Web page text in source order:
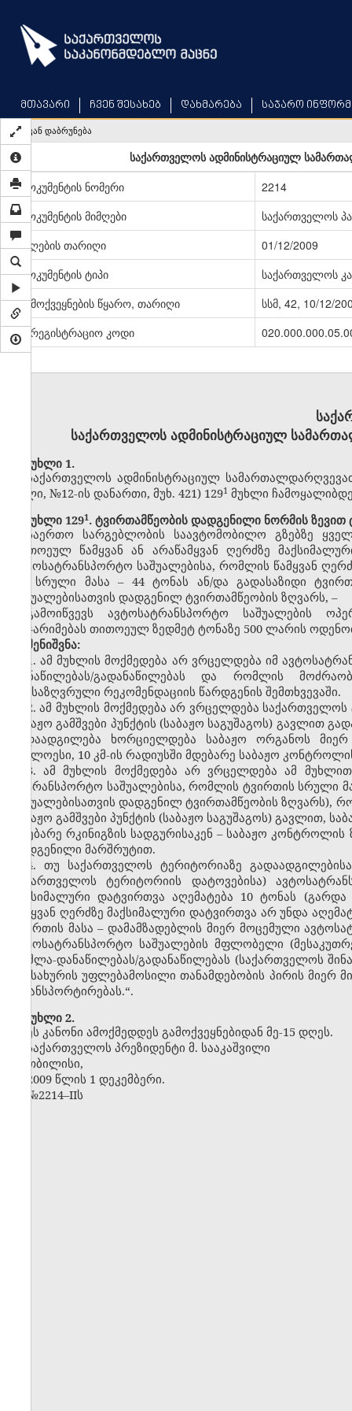
main
content
მთავარი ჩვენ შესახებ დახმარება საჯარო
უკან დაბრუნება
საქართველოს ადმინისტრაციულ
დოკუმენტის ნომერი
2214
დოკუმენტის მიმღები
საქართველოს
მიღების თარიღი
01/12/2009
დოკუმენტის ტიპი
საქართველოს
გამოქვეყნების წყარო, თარიღი
სსმ, 42, 10/12/
სარეგისტრაციო კოდი
საქართველოს ადმინისტრაციულ
მუხლი 1.
საქართველოს ადმინისტრაციულ
წელი, №12-ის დანართი, მუხ. 421) 129​1 მუხლი
მუხლი 1291. ტვირთამწეობის დადგენილი ნორმის
საერთო სარგებლობის საავტომობილო გზებზე
თითოეულ წამყვან ან არაწამყვან ღერძზე
ავტოსატრანსპორტო საშუალებისა, რომლის წამყვან
და სრული მასა – 44 ტონას ან/და გადასაზიდი
საშუალებისათვის დადგენილ ტვირთამწეობის ზღვარს, –
გამოიწვევს ავტოსატრანსპორტო საშუალების
დაჯარიმებას თითოეულ ზედმეტ ტონაზე 500 ლარის
შენიშვნა:
1. ამ მუხლის მოქმედება არ ვრცელდება იმ
დანაწილებას/გადანაწილებას და რომლის
განსაზღვრული რეკომენდაციის წარდგენის შემთხვევაში.
2. ამ მუხლის მოქმედება არ ვრცელდება
საბაჟო გამშვები პუნქტის (საბაჟო საგუშაგოს)
გადაადგილება ხორციელდება საბაჟო ორგანოს
უახლოესი, 10 კმ-ის რადიუსში მდებარე საბაჟო
3. ამ მუხლის მოქმედება არ ვრცელდება ამ
სატრანსპორტო საშუალებისა, რომლის ტვირთის სრული
საშუალებისათვის დადგენილ ტვირთამწეობის
საბაჟო გამშვები პუნქტის (საბაჟო საგუშაგოს) გავლით,
მდებარე რკინიგზის სადგურისაკენ – საბაჟო
დადგენილი მარშრუტით.
4. თუ საქართველოს ტერიტორიაზე
საქართველოს ტერიტორიის დატოვებისა)
მაქსიმალური დატვირთვა აღემატება 10 ტონას
წამყვან ღერძზე მაქსიმალური დატვირთვა არ უნდა
ტვირთის მასა – დამამზადებლის მიერ მოცემული
ავტოსატრანსპორტო საშუალების მფლობელი
დაშლა-დანაწილებას/გადანაწილებას (საქართველოს
სამსახურის უფლებამოსილი თანამდებობის პირის
ტრანსპორტირებას.“.
მუხლი 2.
ეს კანონი ამოქმედდეს გამოქვეყნებიდან მე-15 დღეს.
საქართველოს პრეზიდენტი მ. სააკაშვილი
თბილისი,
2009 წლის 1 დეკემბერი.
№2214–IIს